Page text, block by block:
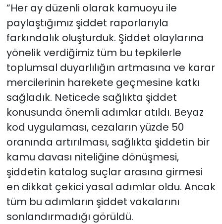
“Her ay düzenli olarak kamuoyu ile
paylaştığımız şiddet raporlarıyla
farkındalık oluşturduk. Şiddet olaylarına
yönelik verdiğimiz tüm bu tepkilerle
toplumsal duyarlılığın artmasına ve karar
mercilerinin harekete geçmesine katkı
sağladık. Neticede sağlıkta şiddet
konusunda önemli adımlar atıldı. Beyaz
kod uygulaması, cezaların yüzde 50
oranında artırılması, sağlıkta şiddetin bir
kamu davası niteliğine dönüşmesi,
şiddetin katalog suçlar arasına girmesi
en dikkat çekici yasal adımlar oldu. Ancak
tüm bu adımların şiddet vakalarını
sonlandırmadığı görüldü.
Yurt